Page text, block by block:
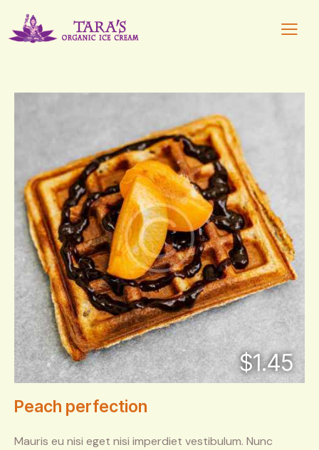
$1.45
Peach perfection
Mauris eu nisi eget nisi imperdiet vestibulum. Nunc